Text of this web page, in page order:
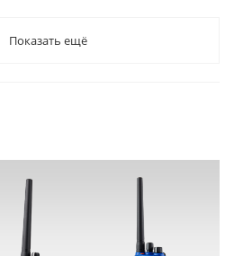
Показать ещё